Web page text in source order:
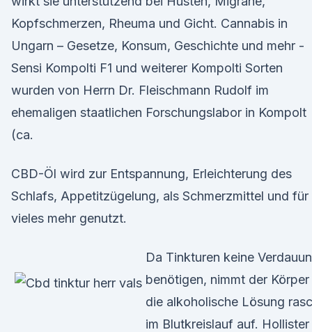
Kopfschmerzen, Rheuma und Gicht. Cannabis in
Ungarn – Gesetze, Konsum, Geschichte und mehr -
Sensi Kompolti F1 und weiterer Kompolti Sorten
wurden von Herrn Dr. Fleischmann Rudolf im
ehemaligen staatlichen Forschungslabor in Kompolt
(ca.
CBD-Öl wird zur Entspannung, Erleichterung des
Schlafs, Appetitzügelung, als Schmerzmittel und für
vieles mehr genutzt.
Da Tinkturen keine
benötigen, nimmt der Körper
die alkoholische Lösung
im Blutkreislauf auf. Hollister